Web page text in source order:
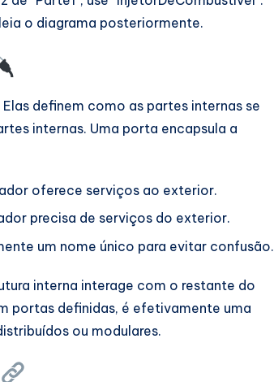
o diagrama posteriormente.
definem como as partes internas se
internas. Uma porta encapsula a
oferece serviços ao exterior.
precisa de serviços do exterior.
um nome único para evitar confusão.
interna interage com o restante do
portas definidas, é efetivamente uma
ou modulares.